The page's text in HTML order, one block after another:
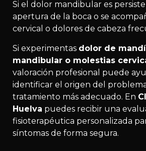
Si el dolor mandibular es
apertura de la boca o se
cervical o dolores de cabeza
Si experimentas dolor de
mandibular o molestias
valoración profesional puede
identificar el origen del
tratamiento más adecuado. En
Huelva puedes recibir una
fisioterapéutica personalizada
síntomas de forma segura.